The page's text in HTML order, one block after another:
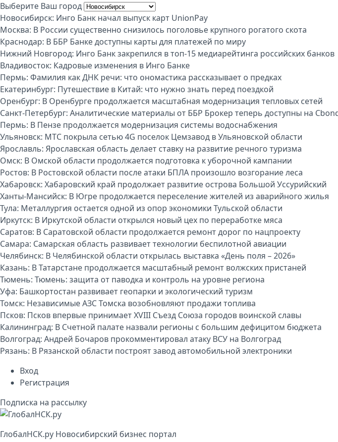
Выберите Ваш город
Новосибирск: Инго Банк начал выпуск карт UnionPay
Москва: В России существенно снизилось поголовье крупного рогатого скота
Краснодар: В ББР Банке доступны карты для платежей по миру
Нижний Новгород: Инго Банк закрепился в топ-15 медиарейтинга российских банков
Владивосток: Кадровые изменения в Инго Банке
Пермь: Фамилия как ДНК речи: что ономастика рассказывает о предках
Екатеринбург: Путешествие в Китай: что нужно знать перед поездкой
Оренбург: В Оренбурге продолжается масштабная модернизация тепловых сетей
Санкт-Петербург: Аналитические материалы от ББР Брокер теперь доступны на
Пермь: В Пензе продолжается модернизация системы водоснабжения
Ульяновск: МТС покрыла сетью 4G поселок Цемзавод в Ульяновской области
Ярославль: Ярославская область делает ставку на развитие речного туризма
Омск: В Омской области продолжается подготовка к уборочной кампании
Ростов: В Ростовской области после атаки БПЛА произошло возгорание леса
Хабаровск: Хабаровский край продолжает развитие острова Большой Уссурийский
Ханты-Мансийск: В Югре продолжается переселение жителей из аварийного жилья
Тула: Металлургия остается одной из опор экономики Тульской области
Иркутск: В Иркутской области открылся новый цех по переработке мяса
Саратов: В Саратовской области продолжается ремонт дорог по нацпроекту
Самара: Самарская область развивает технологии беспилотной авиации
Челябинск: В Челябинской области открылась выставка «День поля – 2026»
Казань: В Татарстане продолжается масштабный ремонт волжских пристаней
Тюмень: Тюмень: защита от паводка и контроль на уровне региона
Уфа: Башкортостан развивает геопарки и экологический туризм
Томск: Независимые АЗС Томска возобновляют продажи топлива
Псков: Псков впервые принимает XVIII Съезд Союза городов воинской славы
Калининград: В Счетной палате назвали регионы с большим дефицитом бюджета
Волгоград: Андрей Бочаров прокомментировал атаку ВСУ на Волгоград
Рязань: В Рязанской области построят завод автомобильной электроники
Вход
Регистрация
Подписка на рассылку
ГлобалНСК.py Новосибирский бизнес портал